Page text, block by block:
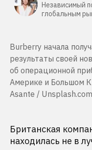
Независимый
глобальным
Burberry начала
результаты своей
об операционной
Америке и Большом
Asante / Unsplash.com
Британская
находилась не в